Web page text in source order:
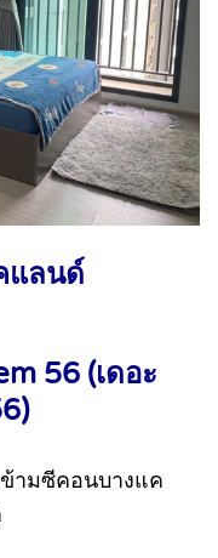
แลนด์
56 (เดอะ
ามซีคอนบางแค